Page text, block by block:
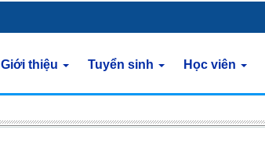
Giới thiệu Tuyển sinh Học viên